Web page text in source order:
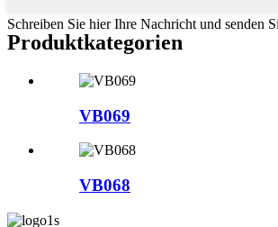
Schreiben Sie hier Ihre Nachricht und senden
Produktkategorien
VB069
VB068